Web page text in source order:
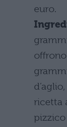
euro.
ricetta
pizzico